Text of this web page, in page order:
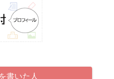
書いた人